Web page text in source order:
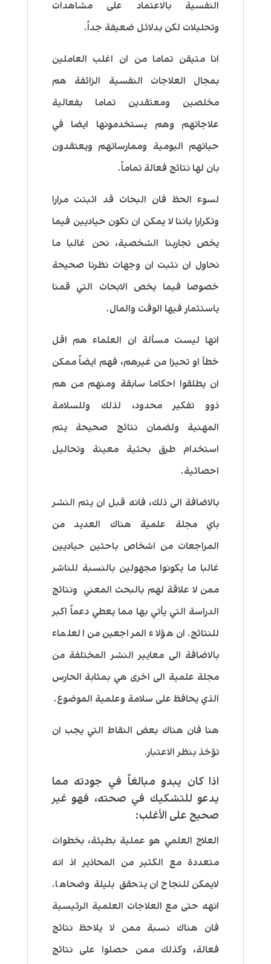
النفسية بالاعتماد على مشاهدات
وتحليلات لكن بدلائل ضعيفة جداً.
انا متيقن تماما من ان اغلب العاملين
بمجال العلاجات النفسية الزائفة هم
مخلصين ومعتقدين تماما بفعالية
علاجاتهم وهم يستخدمونها ايضا في
حياتهم اليومية وممارساتهم ويعتقدون
بان لها نتائج فعالة تماماً.
لسوء الحظ فان البحاث قد اثبتت مرارا
وتكرارا باننا لا يمكن ان نكون حياديين فيما
يخص تجاربنا الشخصية، نحن غالبا ما
نحاول ان نثبت ان وجهات نظرنا صحيحة
خصوصا فيما يخص الابحاث التي قمنا
ياستثمار فيها الوقت والمال.
انها ليست مسألة ان العلماء هم اقل
خطأ او تحيزا من غيرهم، فهم ايضاً ممكن
ان يطلقوا احكاما سابقة ومنهم من هم
ذوو تفكير محدود، لذلك وللسلامة
المهنية ولضمان نتائج صحيحة يتم
استخدام طرق بحثية معينة وتحاليل
احصائية.
بالاضافة الى ذلك، فانه قبل ان يتم النشر
باي مجلة علمية هناك العديد من
المراجعات من اشخاص باحثين حياديين
غالبا ما يكونوا مجهولين بالنسبة للناشر
ممن لا علاقة لهم بالبحث المعني ونتائج
الدراسة التي يأتي بها مما يعطي دعماً اكبر
للنتائج. ان هؤلاء المراجعين من العلماء
بالاضافة الى معايير النشر المختلفة من
مجلة علمية الى اخرى هي بمثابة الحارس
الذي يحافظ على سلامة وعلمية الموضوع.
هنا فان هناك بعض النقاط التي يجب ان
تؤخذ بنظر الاعتبار.
اذا كان يبدو مبالغاً في جودته مما
يدعو للتشكيك في صحته، فهو غير
صحيح على الأغلب:
العلاج العلمي هو عملية بطيئة، بخطوات
متعددة مع الكثير من المحاذير اذ انه
لايمكن للنجاح ان يتحقق بليلة وضحاها.
انهه حتى مع العلاجات العلمية الرئيسية
فان هناك نسبة ممن لا يلاحظ نتائج
فعالة، وكذلك ممن حصلوا على نتائج